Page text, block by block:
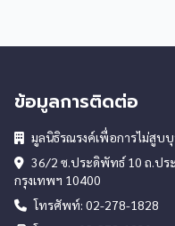
ข้อมูลการติดต่อ
มูลนิธิรณรงค์เพื่อการไม่สูบ
36/2 ซ.ประดิพัทธ์ 10 ถ.ป
กรุงเทพฯ 10400
โทรศัพท์: 02-278-1828